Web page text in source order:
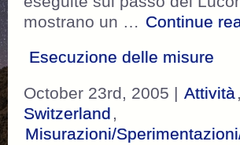
mostrano un … Continue
Esecuzione delle misure
October 23rd, 2005 | Attività,
Switzerland ,
Misurazioni/